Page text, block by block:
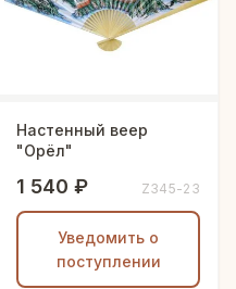
Настенный веер
"Орёл"
1 540 ₽ Z345-23
Уведомить о
поступлении